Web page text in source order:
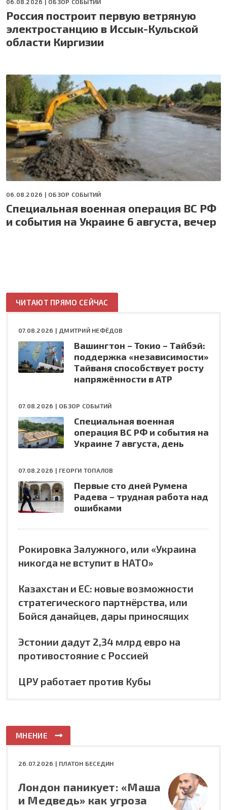
Россия построит первую ветряную
электростанцию в Иссык-Кульской
области Киргизии
06.08.2026 | ОБЗОР СОБЫТИЙ
Специальная военная операция ВС РФ
и события на Украине 6 августа, вечер
ЧИТАЮТ ПРЯМО СЕЙЧАС
07.08.2026 | ДМИТРИЙ НЕФЁДОВ
Вашингтон – Токио – Тайбэй:
поддержка «независимости»
Тайваня способствует росту
напряжённости в АТР
07.08.2026 | ОБЗОР СОБЫТИЙ
Специальная военная
операция ВС РФ и события на
Украине 7 августа, день
07.08.2026 | ГЕОРГИ ТОПАЛОВ
Первые сто дней Румена
Радева – трудная работа над
ошибками
Рокировка Залужного, или «Украина
никогда не вступит в НАТО»
Казахстан и ЕС: новые возможности
стратегического партнёрства, или
Бойся данайцев, дары приносящих
Эстонии дадут 2,34 млрд евро на
противостояние с Россией
ЦРУ работает против Кубы
МНЕНИЕ
26.07.2026 | ПЛАТОН БЕСЕДИН
Лондон паникует: «Маша
и Медведь» как угроза